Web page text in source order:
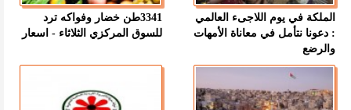
الملكة في يوم اللاجىء العالمي
: دعونا نتأمل في معاناة الأمهات
والرضع
3341طن خضار وفواكه ترد
للسوق المركزي الثلاثاء - اسعار